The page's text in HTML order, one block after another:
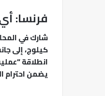
فرنسا:
شارك في
كيلوج، إلى
انطلاقة
يضمن احترام